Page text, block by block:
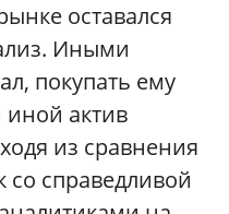
оставался
Иными
покупать ему
иной актив
из сравнения
со справедливой